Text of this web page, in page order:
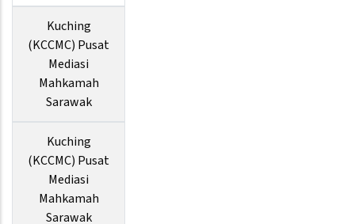
Kuching
(KCCMC) Pusat
Mediasi
Mahkamah
Sarawak
Kuching
(KCCMC) Pusat
Mediasi
Mahkamah
Sarawak